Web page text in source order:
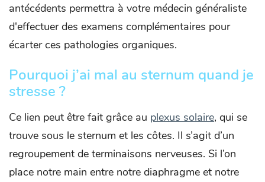
antécédents permettra à votre médecin généraliste
d'effectuer des examens complémentaires pour
écarter ces pathologies organiques.
Pourquoi j’ai mal au sternum quand je
stresse ?
Ce lien peut être fait grâce au plexus solaire, qui se
trouve sous le sternum et les côtes. Il s’agit d’un
regroupement de terminaisons nerveuses. Si l’on
place notre main entre notre diaphragme et notre